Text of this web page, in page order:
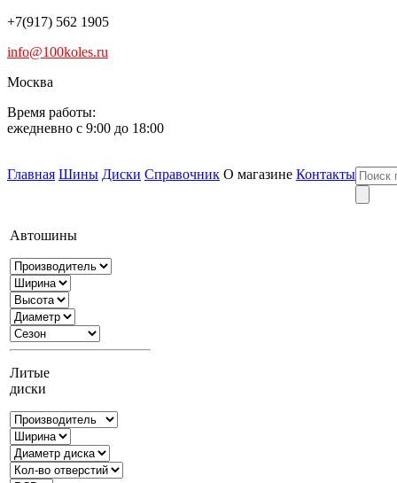
+7(917) 562 1905
info@100koles.ru
Москва
Время работы:
ежедневно с 9:00 до 18:00
Главная Шины Диски Справочник О магазине Контакты
Автошины
Литые
диски